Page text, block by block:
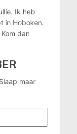
Ik heb
in Hoboken.
dan
Slaap maar